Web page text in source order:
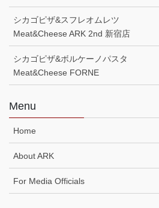
シカゴピザ&スフレオムレツ
Meat&Cheese ARK 2nd 新宿店
シカゴピザ&ボルケーノパスタ
Meat&Cheese FORNE
Menu
Home
About ARK
For Media Officials